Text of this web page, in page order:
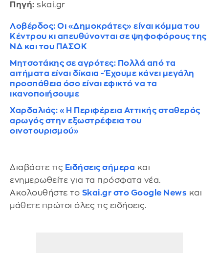
Πηγή: skai.gr
Λοβέρδος: Οι «Δημοκράτες» είναι κόμμα του
Κέντρου κι απευθύνονται σε ψηφοφόρους της
ΝΔ και του ΠΑΣΟΚ
Μητσοτάκης σε αγρότες: Πολλά από τα
αιτήματα είναι δίκαια - Έχουμε κάνει μεγάλη
προσπάθεια όσο είναι εφικτό να τα
ικανοποιήσουμε
Χαρδαλιάς: «Η Περιφέρεια Αττικής σταθερός
αρωγός στην εξωστρέφεια του
οινοτουρισμού»
Διαβάστε τις Ειδήσεις σήμερα και
ενημερωθείτε για τα πρόσφατα νέα.
Ακολουθήστε το Skai.gr στο Google News και
μάθετε πρώτοι όλες τις ειδήσεις.